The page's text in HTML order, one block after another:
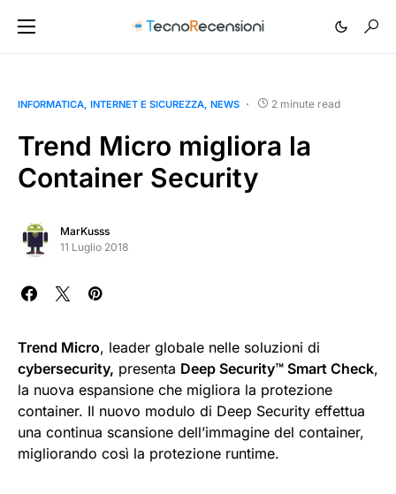
INFORMATICA INTERNET E SICUREZZA NEWS 2 minute read
Trend Micro migliora la
Container Security
MarKusss
11 Luglio 2018
Trend Micro, leader globale nelle soluzioni di
cybersecurity, presenta Deep Security™ Smart Check,
la nuova espansione che migliora la protezione
container. Il nuovo modulo di Deep Security effettua
una continua scansione dell’immagine del container,
migliorando così la protezione runtime.